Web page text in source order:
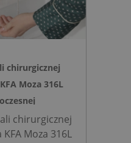
chirurgicznej
Moza 316L
chirurgicznej
KFA Moza 316L